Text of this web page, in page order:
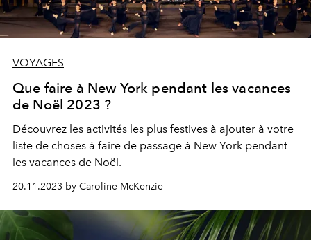
VOYAGES
Que faire à New York pendant les vacances
de Noël 2023 ?
Découvrez les activités les plus festives à ajouter à votre
liste de choses à faire de passage à New York pendant
les vacances de Noël.
20.11.2023 by Caroline McKenzie